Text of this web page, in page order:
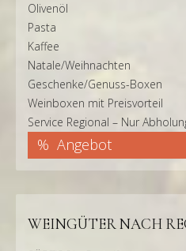
Olivenöl
Pasta
Kaffee
Natale/Weihnachten
Geschenke/Genuss-Boxen
Weinboxen mit Preisvorteil
Service Regional – Nur
Angebot
WEINGÜTER NACH